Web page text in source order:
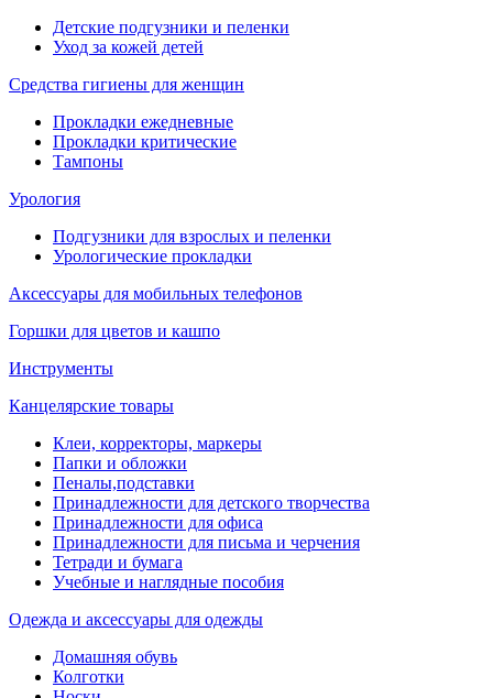
Детские подгузники и пеленки
Уход за кожей детей
Средства гигиены для женщин
Прокладки ежедневные
Прокладки критические
Тампоны
Урология
Подгузники для взрослых и пеленки
Урологические прокладки
Аксессуары для мобильных телефонов
Горшки для цветов и кашпо
Инструменты
Канцелярские товары
Клеи, корректоры, маркеры
Папки и обложки
Пеналы,подставки
Принадлежности для детского творчества
Принадлежности для офиса
Принадлежности для письма и черчения
Тетради и бумага
Учебные и наглядные пособия
Одежда и аксессуары для одежды
Домашняя обувь
Колготки